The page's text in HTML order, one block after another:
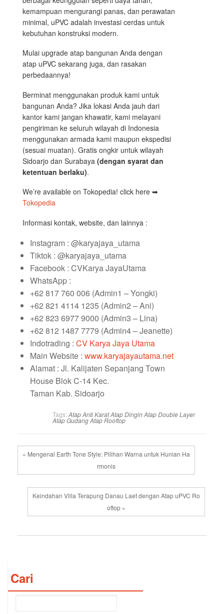
kemampuan mengurangi panas, dan perawatan
minimal, uPVC adalah investasi cerdas untuk
kebutuhan konstruksi modern.
Mulai upgrade atap bangunan Anda dengan
atap uPVC sekarang juga, dan rasakan
perbedaannya!
Berminat menggunakan produk kami untuk
bangunan Anda? Jika lokasi Anda jauh dari
kantor kami jangan khawatir, kami melayani
pengiriman ke seluruh wilayah di Indonesia
menggunakan armada kami maupun ekspedisi
(sesuai muatan). Gratis ongkir untuk wilayah
Sidoarjo dan Surabaya (dengan syarat dan
ketentuan berlaku).
We’re available on Tokopedia! click here ➡
Tokopedia
Informasi kontak, website, dan lainnya :
Instagram : @karyajaya_utama
Tiktok : @karyajaya_utama
Facebook : CVKarya JayaUtama
WhatsApp :
+62 817 760 006 (Admin1 – Yongki)
+62 821 4114 1235 (Admin2 – Ani)
+62 823 6977 9000 (Admin3 – Lina)
+62 812 1487 7779 (Admin4 – Jeanette)
Indotrading : CV Karya Jaya Utama
Main Website : www.karyajayautama.net
Alamat : Jl. Kalijaten Sepanjang Town
House Blok C-14 Kec.
Taman Kab. Sidoarjo
Tags: Atap Anti KaratAtap DinginAtap Double Layer
Atap GudangAtap Rooftop
« Mengenal Earth Tone Style: Pilihan Warna untuk Hunian Ha
rmonis
Keindahan Villa Terapung Danau Laet dengan Atap uPVC Ro
oftop »
Cari